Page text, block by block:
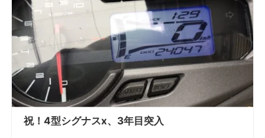
祝！4型シグナスx、3年目突入